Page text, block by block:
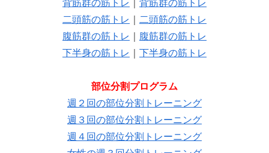
背筋群の筋トレ
背筋群の筋トレ
二頭筋の筋トレ
二頭筋の筋トレ
腹筋群の筋トレ
腹筋群の筋トレ
下半身の筋トレ
下半身の筋トレ
部位分割プログラム
週２回の部位分割トレーニング
週３回の部位分割トレーニング
週４回の部位分割トレーニング